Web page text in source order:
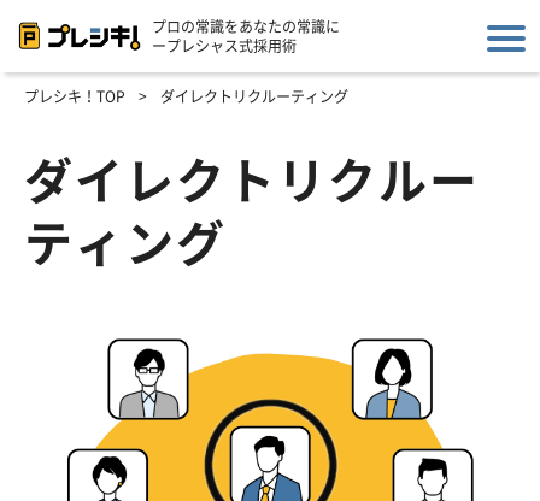
プロの常識をあなたの常識に
ープレシャス式採用術
プレシキ！TOP > ダイレクトリクルーティング
ダイレクトリクルー
ティング